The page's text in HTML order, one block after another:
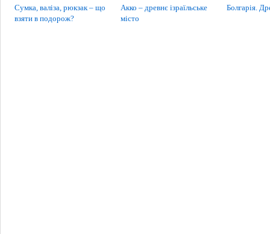
Сумка, валіза, рюкзак – що
взяти в подорож?
Акко – древнє ізраїльське
місто
Болгарія.